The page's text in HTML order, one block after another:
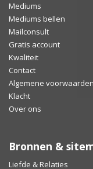
Mediums
Mediums bellen
Mailconsult
Gratis account
Kwaliteit
Contact
Algemene voorwaarden
Klacht
Over ons
Bronnen &
Liefde & Relaties